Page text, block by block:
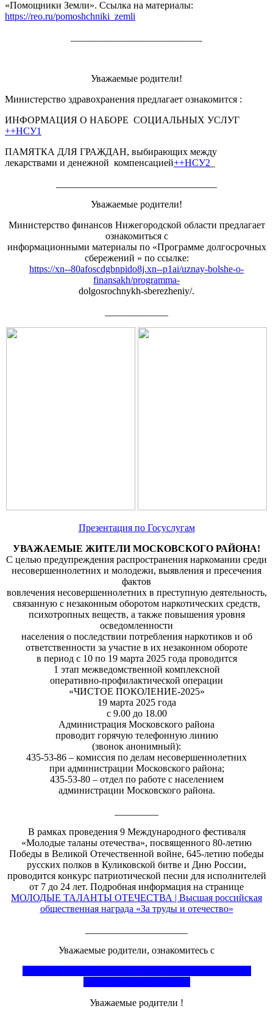
«Помощники Земли». Ссылка на материалы:
https://reo.ru/pomoshchniki_zemli
Уважаемые родители!
Министерство здравохранения предлагает ознакомится :
ИНФОРМАЦИЯ О НАБОРЕ СОЦИАЛЬНЫХ УСЛУГ
++НСУ1
ПАМЯТКА ДЛЯ ГРАЖДАН, выбирающих между
лекарствами и денежной компенсацией++НСУ2
Уважаемые родители!
Министерство финансов Нижегородской области предлагает
ознакомиться с
информационными материалы по «Программе долгосрочных
сбережений » по ссылке:
https://xn--80afoscdgbnpido8j.xn--p1ai/uznay-bolshe-o-
finansakh/programma-
dolgosrochnykh-sberezheniy/.
Презентация по Госуслугам
УВАЖАЕМЫЕ ЖИТЕЛИ МОСКОВСКОГО РАЙОНА!
С целью предупреждения распространения наркомании среди
несовершеннолетних и молодежи, выявления и пресечения
фактов
вовлечения несовершеннолетних в преступную деятельность,
связанную с незаконным оборотом наркотических средств,
психотропных веществ, а также повышения уровня
осведомленности
населения о последствии потребления наркотиков и об
ответственности за участие в их незаконном обороте
в период с 10 по 19 марта 2025 года проводится
1 этап межведомственной комплексной
оперативно-профилактической операции
«ЧИСТОЕ ПОКОЛЕНИЕ-2025»
19 марта 2025 года
с 9.00 до 18.00
Администрация Московского района
проводит горячую телефонную линию
(звонок анонимный):
435-53-86 – комиссия по делам несовершеннолетних
при администрации Московского района;
435-53-80 – отдел по работе с населением
администрации Московского района.
В рамках проведения 9 Международного фестиваля
«Молодые таланы отечества», посвященного 80-летию
Победы в Великой Отечественной войне, 645-летию победы
русских полков в Куликовской битве и Дню России,
проводится конкурс патриотической песни для исполнителей
от 7 до 24 лет. Подробная информация на странице
МОЛОДЫЕ ТАЛАНТЫ ОТЕЧЕСТВА | Высшая российская
общественная награда «За труды и отечество»
Уважаемые родители, ознакомитесь с
Уважаемые родители !